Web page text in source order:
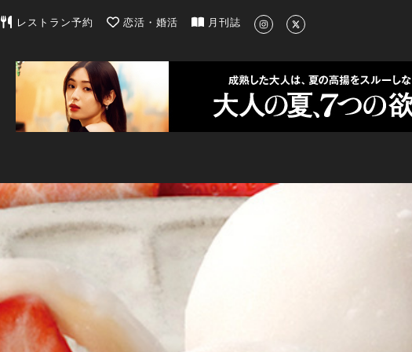
東京カレンダー | 最新のグルメ、洗練されたライフスタイル情報
レストラン予約 恋活・婚活 月刊誌